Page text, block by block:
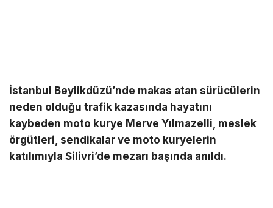
İstanbul Beylikdüzü’nde makas atan sürücülerin
neden olduğu trafik kazasında hayatını
kaybeden moto kurye Merve Yılmazelli, meslek
örgütleri, sendikalar ve moto kuryelerin
katılımıyla Silivri’de mezarı başında anıldı.